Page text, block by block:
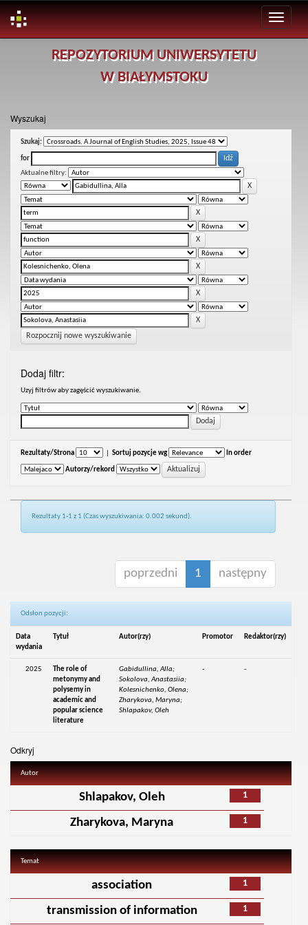
REPOZYTORIUM UNIWERSYTETU
W BIAŁYMSTOKU
Wyszukaj
Szukaj:
for
Aktualne filtry:
Rozpocznij nowe wyszukiwanie
Dodaj filtr:
Uzyj filtrów aby zagęścić wyszukiwanie.
Rezultaty/Strona Sortuj pozycje wg In order
Autorzy/rekord
Rezultaty 1-1 z 1 (Czas wyszukiwania: 0.002 sekund).
poprzedni 1 następny
Odsłon pozycji:
Data
wydania
Tytuł Autor(rzy) Promotor Redaktor(rzy)
2025
The role of
metonymy and
polysemy in
academic and
popular science
literature
Gabidullina, Alla;
Sokolova, Anastasiia;
Kolesnichenko, Olena;
Zharykova, Maryna;
Shlapakov, Oleh
- -
Odkryj
Autor
1
Shlapakov, Oleh
1
Zharykova, Maryna
Temat
1
association
1
transmission of information